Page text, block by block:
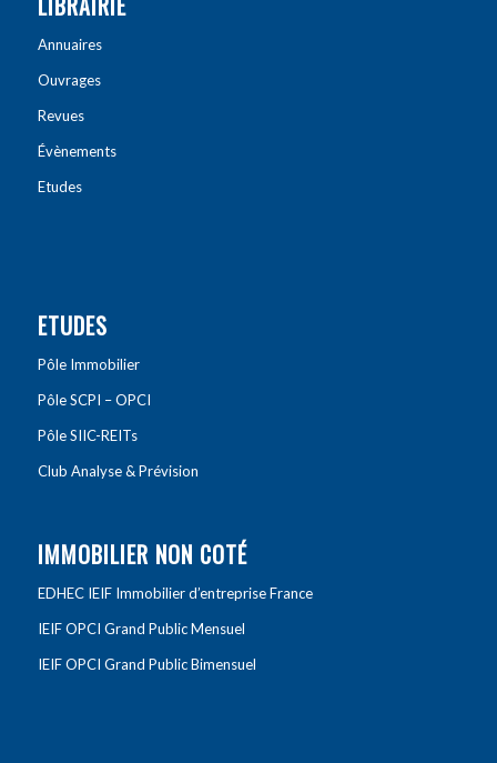
Annuaires
Ouvrages
Revues
Évènements
Etudes
ETUDES
Pôle Immobilier
Pôle SCPI – OPCI
Pôle SIIC-REITs
Club Analyse & Prévision
IMMOBILIER NON COTÉ
EDHEC IEIF Immobilier d’entreprise France
IEIF OPCI Grand Public Mensuel
IEIF OPCI Grand Public Bimensuel